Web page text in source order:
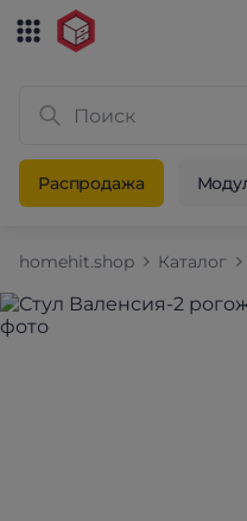
Распродажа
homehit.shop Каталог